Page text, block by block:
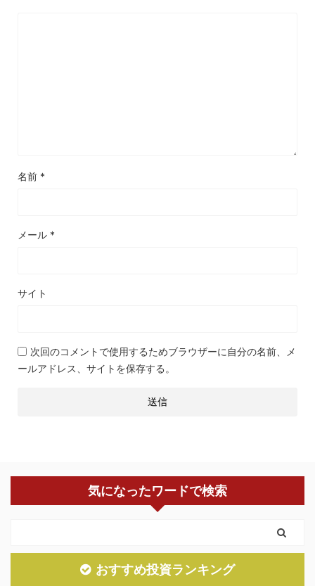
名前 *
メール *
サイト
次回のコメントで使用するためブラウザーに自分の名前、メ
ールアドレス、サイトを保存する。
気になったワードで検索
おすすめ投資ランキング